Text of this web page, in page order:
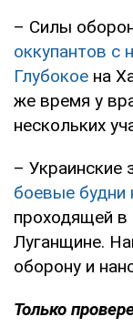
– Силы
оккупантов с
Глубокое на
же время у
нескольких
– Украинские
боевые будни
проходящей в
Луганщине.
оборону и
Только